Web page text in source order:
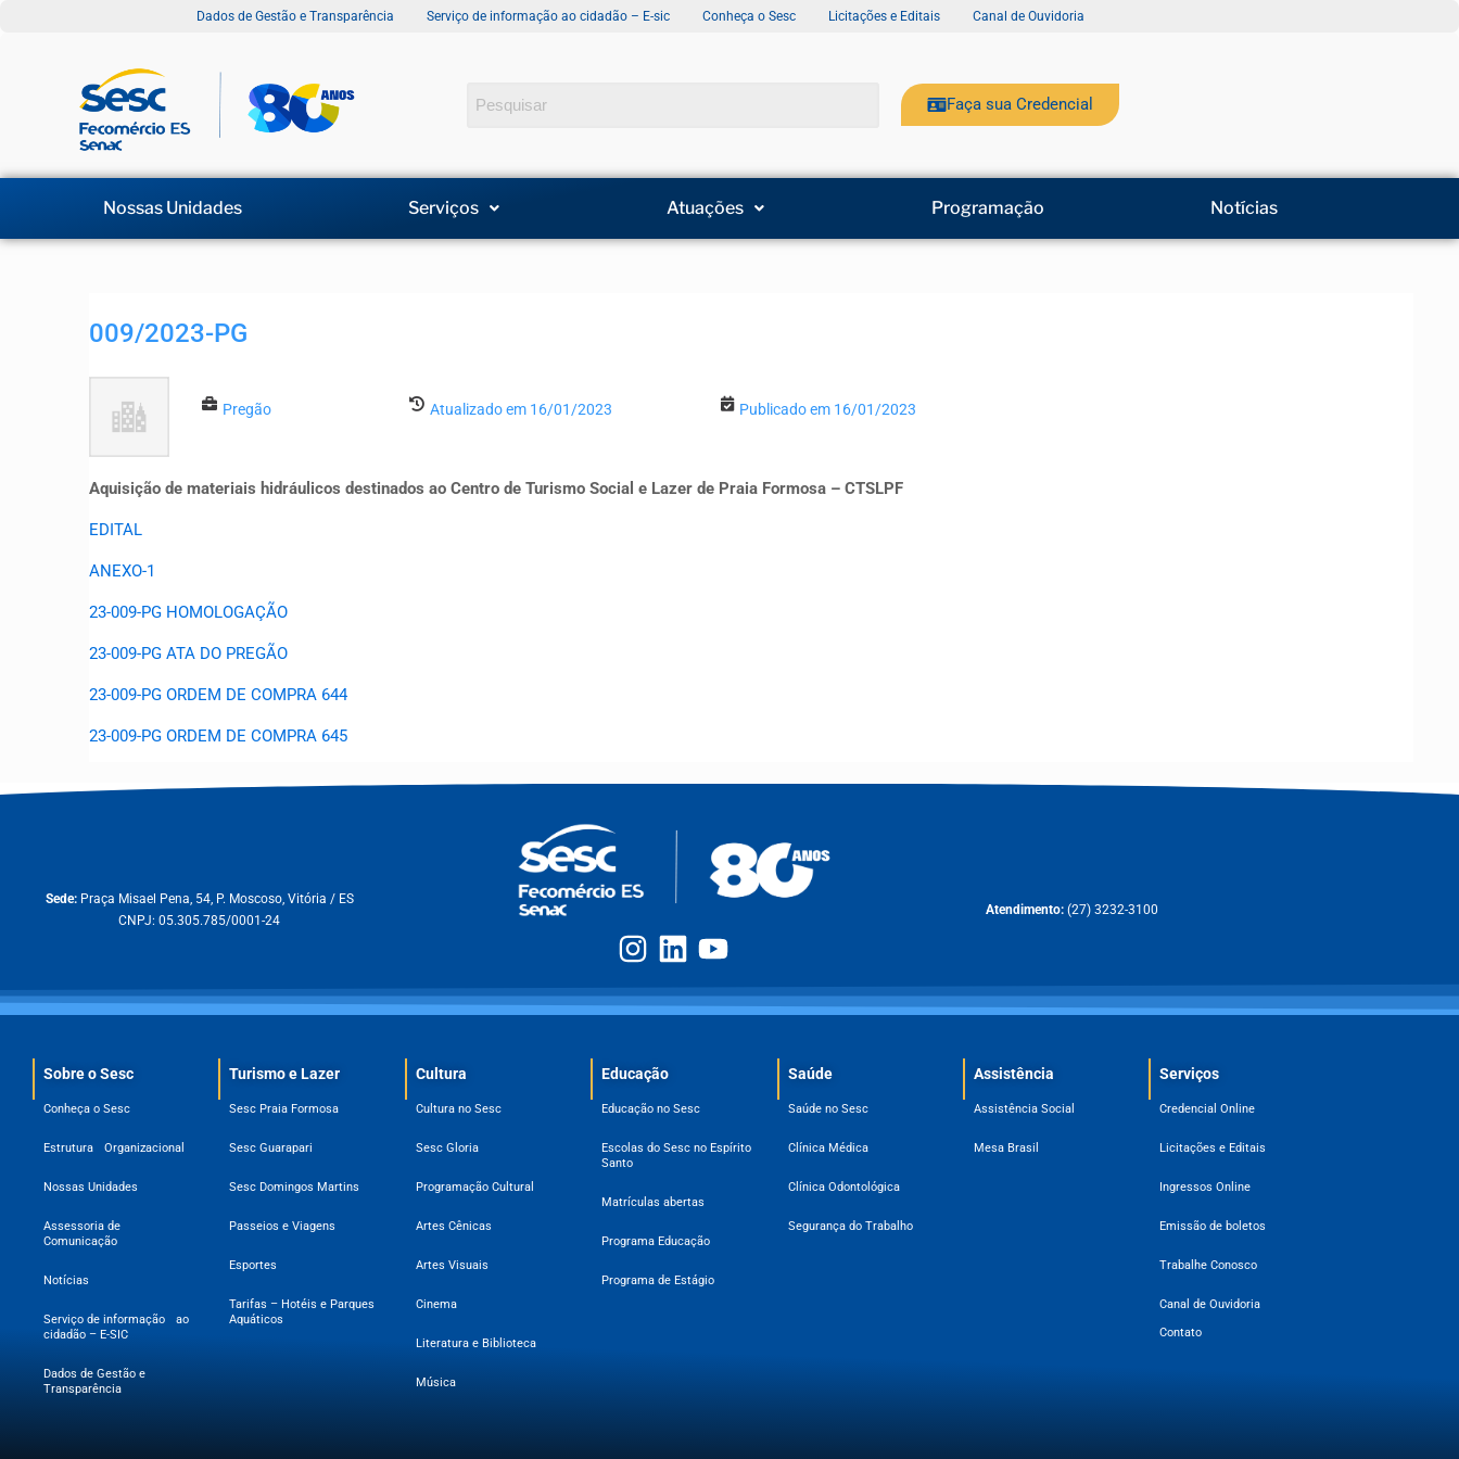
Dados de Gestão e Transparência Serviço de informação ao cidadão – E-sic Conheça o Sesc Licitações e Editais Canal de Ouvidoria
Faça sua Credencial
Nossas Unidades Serviços Atuações Programação Notícias
009/2023-PG
Pregão Atualizado em 16/01/2023 Publicado em 16/01/2023
Aquisição de materiais hidráulicos destinados ao Centro de Turismo Social e Lazer de Praia Formosa – CTSLPF
EDITAL
ANEXO-1
23-009-PG HOMOLOGAÇÃO
23-009-PG ATA DO PREGÃO
23-009-PG ORDEM DE COMPRA 644
23-009-PG ORDEM DE COMPRA 645
Sede: Praça Misael Pena, 54, P. Moscoso, Vitória / ES
CNPJ: 05.305.785/0001-24
Atendimento: (27) 3232-3100
Sobre o Sesc​
Conheça o Sesc
Estrutura Organizacional
Nossas Unidades
Assessoria de
Comunicação
Notícias
Serviço de informação ao
cidadão – E-SIC
Dados de Gestão e
Transparência
Turismo e Lazer
Sesc Praia Formosa
Sesc Guarapari
Sesc Domingos Martins
Passeios e Viagens
Esportes
Tarifas – Hotéis e Parques
Aquáticos
Cultura
Cultura no Sesc
Sesc Gloria
Programação Cultural
Artes Cênicas
Artes Visuais
Cinema
Literatura e Biblioteca
Música
Educação
Educação no Sesc
Escolas do Sesc no Espírito
Santo
Matrículas abertas
Programa Educação
Programa de Estágio
Saúde
Saúde no Sesc
Clínica Médica
Clínica Odontológica
Segurança do Trabalho
Assistência
Assistência Social
Mesa Brasil
Serviços
Credencial Online
Licitações e Editais
Ingressos Online
Emissão de boletos
Trabalhe Conosco
Canal de Ouvidoria
Contato